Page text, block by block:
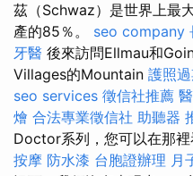
茲（Schwaz）是世界上最
產的85％。 seo company
牙醫 後來訪問Ellmau和
Villages的Mountain 護照
seo services 徵信社推薦
燴 合法專業徵信社 助聽器
Doctor系列，您可以在那裡
按摩 防水漆 台胞證辦理 月